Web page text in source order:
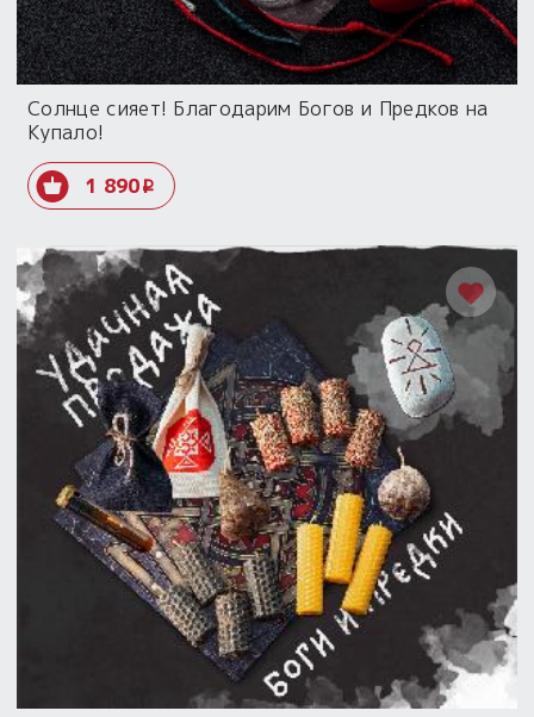
Солнце сияет! Благодарим Богов и Предков на
Купало!
1 890i